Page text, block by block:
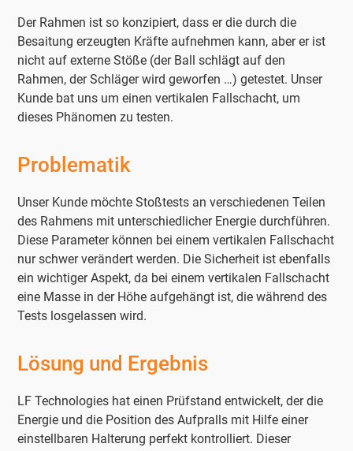
Der Rahmen ist so konzipiert, dass er die durch die
Besaitung erzeugten Kräfte aufnehmen kann, aber er ist
nicht auf externe Stöße (der Ball schlägt auf den
Rahmen, der Schläger wird geworfen …) getestet. Unser
Kunde bat uns um einen vertikalen Fallschacht, um
dieses Phänomen zu testen.
Problematik
Unser Kunde möchte Stoßtests an verschiedenen Teilen
des Rahmens mit unterschiedlicher Energie durchführen.
Diese Parameter können bei einem vertikalen Fallschacht
nur schwer verändert werden. Die Sicherheit ist ebenfalls
ein wichtiger Aspekt, da bei einem vertikalen Fallschacht
eine Masse in der Höhe aufgehängt ist, die während des
Tests losgelassen wird.
Lösung und Ergebnis
LF Technologies hat einen Prüfstand entwickelt, der die
Energie und die Position des Aufpralls mit Hilfe einer
einstellbaren Halterung perfekt kontrolliert. Dieser